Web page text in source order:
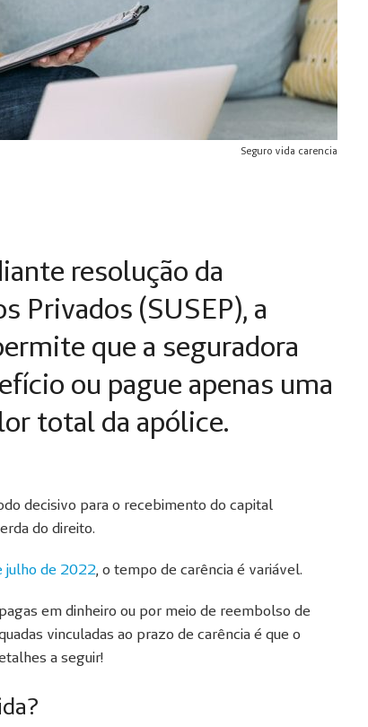
Seguro vida carencia
resolução da
Privados (SUSEP), a
que a seguradora
ou pague apenas uma
total da apólice.
decisivo para o recebimento do capital
do direito.
julho de 2022, o tempo de carência é variável.
em dinheiro ou por meio de reembolso de
vinculadas ao prazo de carência é que o
a seguir!